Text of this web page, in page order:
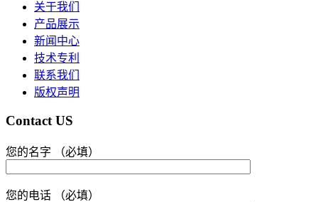
关于我们
产品展示
新闻中心
技术专利
联系我们
版权声明
Contact US
您的名字 （必填）
您的电话 （必填）